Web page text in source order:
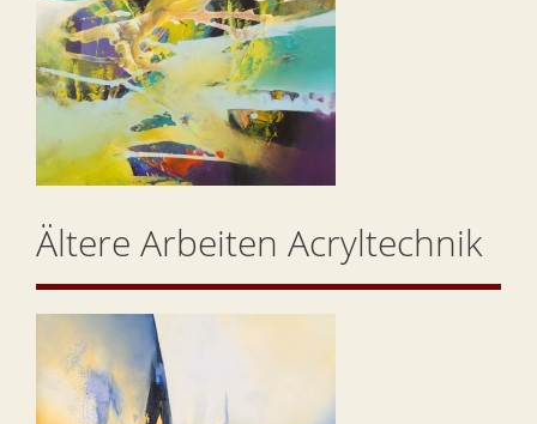
Ältere Arbeiten Acryltechnik